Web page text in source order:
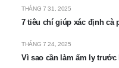
7 tiêu chí giúp xác định cà
THÁNG 7 31, 2025
Vì sao cần làm ấm ly trước
THÁNG 7 24, 2025